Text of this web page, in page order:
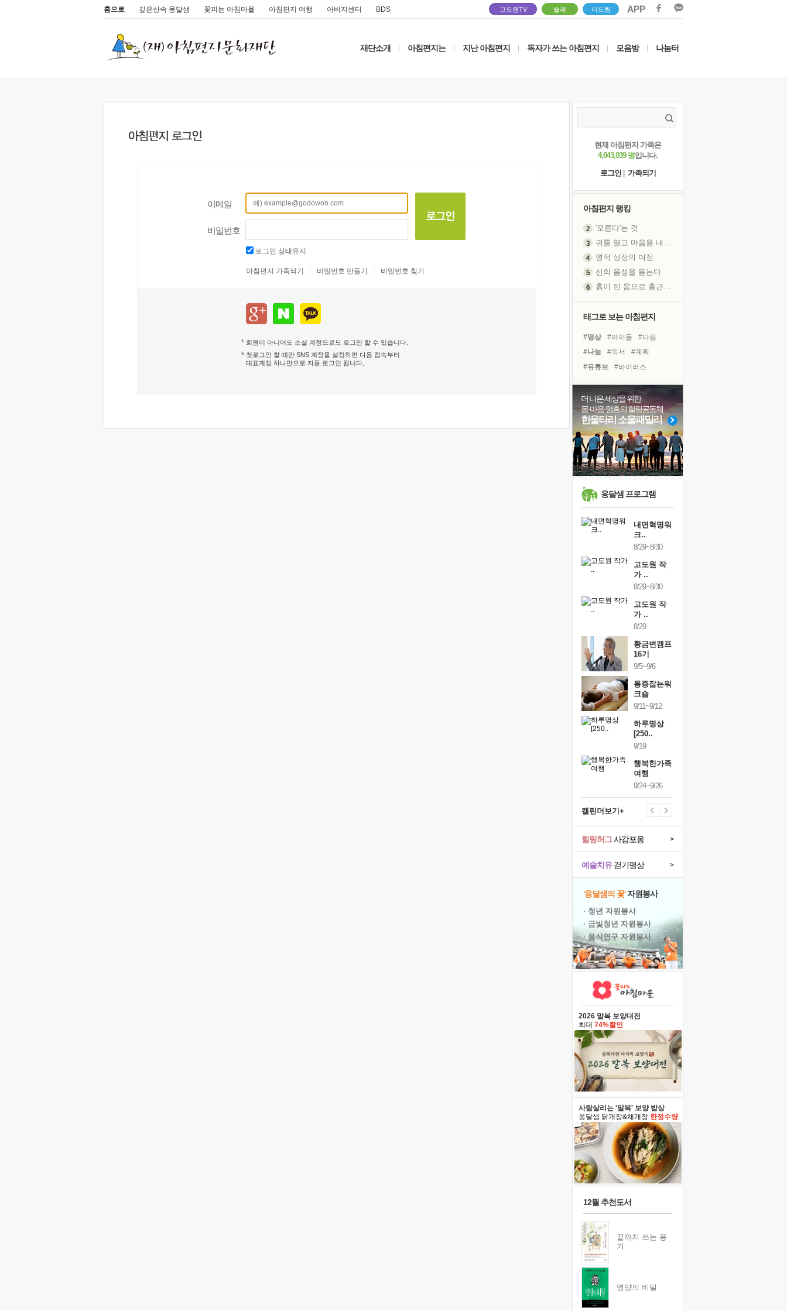
홈으로 깊은산속 옹달샘 꽃피는 아침마을 아침편지 여행 아버지센터 BDS 고도원TV 솔패 더드림
재단소개 아침편지는 지난 아침편지 독자가 쓰는 아침편지 모음방 나눔터
이메일
비밀번호
로그인 상태유지
아침편지 가족되기 비밀번호 만들기 비밀번호 찾기
회원이 아니어도 소셜 계정으로도 로그인 할 수 있습니다.
첫로그인 할 때만 SNS 계정을 설정하면 다음 접속부터
대표계정 하나만으로 자동 로그인 됩니다
현재 아침편지 가족은
4,043,039 명입니다.
로그인
가족되기
아침편지 랭킹
'모른다'는 것
영적 성장의 여정
신의 음성을 듣는다
처음 손을 잡았던 날
꿈이 실제가 되는 것
'말 타는 법'을 먼저
졸업식 사진을 보며
극심한 변비, 어깨결림, 수면 장애
아픈 아버지를 위한 공간 설계
슬럼프
보고 싶은 어머니
유년 시절의 부산 영도 바다
못된 꼰대들
너무 황홀한 꽃들이여!
'모른다'는 것
태그로 보는 아침편지
#명상 #아이들
#다짐
#나눔
#독서
#계획
#유튜브
#바이러스
#희망
#독서캠프
#위기
#친구
#리더
#도움
#경험
#삶
#선택
#면역력
#사람
#링컨학교
#비전캠프
더 나은 세상을 위한
몸·마음·영혼의 힐링공동체
한울타리 소울패밀리
옹달샘 프로그램
내면혁명워
크..
8/29~8/30
고도원 작
가 ..
8/29~8/30
고도원 작
가 ..
8/29
황금변캠프
16기
9/5~9/6
통증잡는워
크숍
9/11~9/12
하루명상
[250..
9/19
행복한가족
여행
9/24~9/26
캘린더보기+
예술치유걷기명상 >
힐링허그사감포옹 >
'옹달샘의 꽃'자원봉사
· 청년 자원봉사
· 금빛청년 자원봉사
· 음식연구 자원봉사
2026 말복 보양대전
최대 74%할인
사람살리는 '말복' 보양 밥상
옹달샘 닭개장&채개장 한정수량
12월 추천도서
끝까지 쓰는 용
기
영양의 비밀